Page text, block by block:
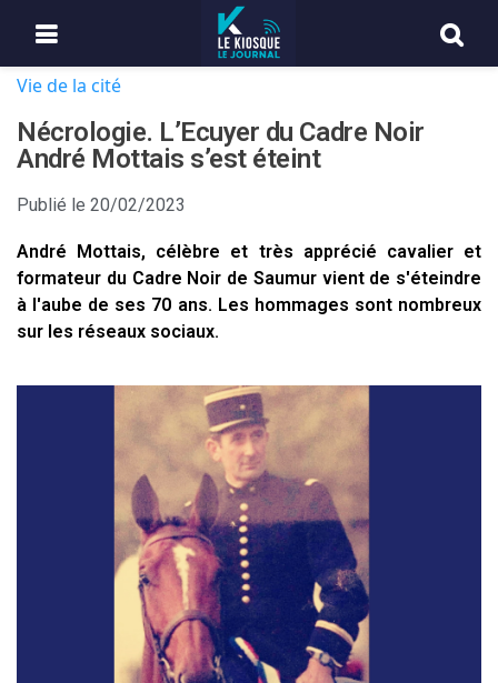
Vie de la cité
Nécrologie. L’Ecuyer du Cadre Noir
André Mottais s’est éteint
Publié le 20/02/2023
André Mottais, célèbre et très apprécié cavalier et
formateur du Cadre Noir de Saumur vient de s'éteindre
à l'aube de ses 70 ans. Les hommages sont nombreux
sur les réseaux sociaux.